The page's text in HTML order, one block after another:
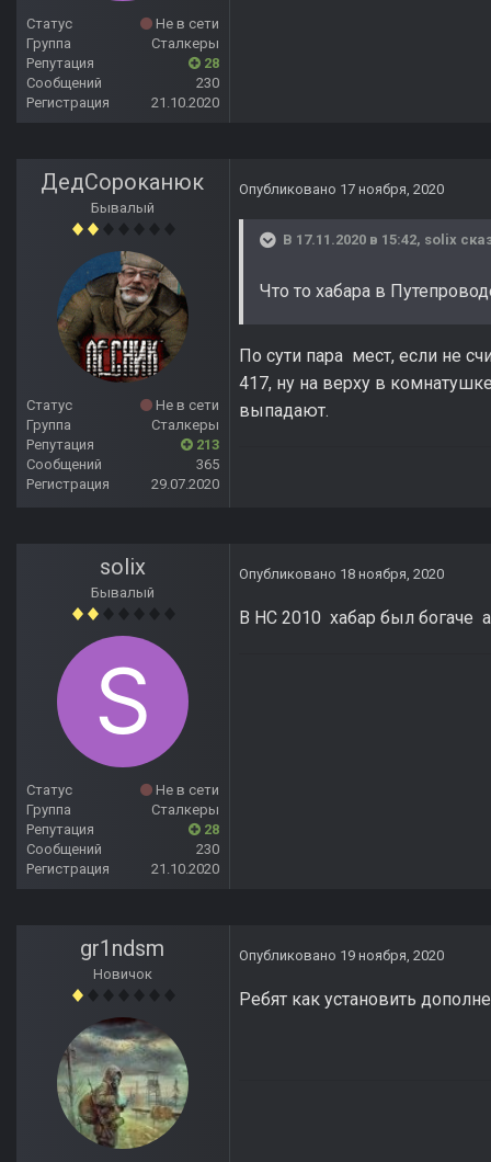
Статус
Не в сети
Группа
Сталкеры
Репутация
28
Сообщений
230
Регистрация
21.10.2020
ДедСороканюк
Бывалый
Статус
Не в сети
Группа
Сталкеры
Репутация
213
Сообщений
365
Регистрация
29.07.2020
Опубликовано 17 ноября, 2020
В 17.11.2020 в 15:42, solix
Что то хабара в
По сути пара мест, если не
417, ну на верху в
выпадают.
solix
Бывалый
Статус
Не в сети
Группа
Сталкеры
Репутация
28
Сообщений
230
Регистрация
21.10.2020
Опубликовано 18 ноября, 2020
В НС 2010 хабар был богаче
gr1ndsm
Новичок
Опубликовано 19 ноября, 2020
Ребят как установить